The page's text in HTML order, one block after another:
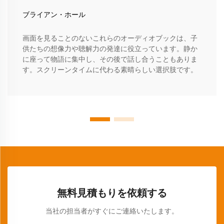
ブライアン・ホール
画面を見ることのないこれらのオーディオブックは、子
供たちの想像力や聴解力の発達に役立っています。静か
に座って物語に集中し、その後で話し合うこともありま
す。スクリーンタイムに代わる素晴らしい選択肢です。
無料見積もりを依頼する
当社の担当者がすぐにご連絡いたします。